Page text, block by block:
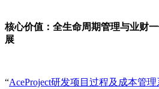
核心价值：全生命周期管理与业财
展
“AceProject研发项目过程及成本管